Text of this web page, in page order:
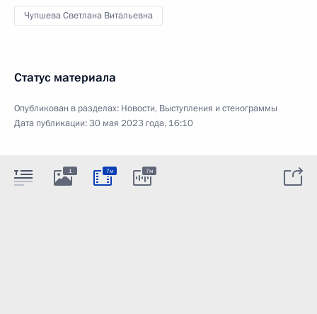
Чупшева Светлана Витальевна
Статус материала
Опубликован в разделах: Новости, Выступления и стенограммы
Дата публикации:30 мая 2023 года, 16:10
1 7м 7м